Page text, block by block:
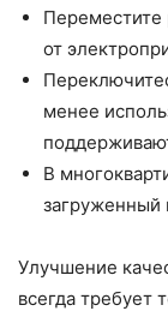
Переместите
от
менее
В
загруженный
Улучшение
всегда требует